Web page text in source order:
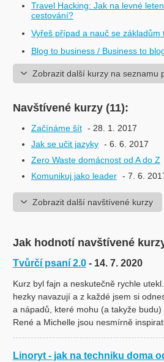
Travel Hacking: Jak na levné
cestování?
Vyřeš případ a nauč se základům
Blog to business / Business to
Zobrazit další kurzy na seznamu
Navštívené kurzy (11):
Začínáme šít - 28. 1. 2017
Jak se učit jazyky - 6. 6. 2017
Zero Waste domácnost od A do Z
Komunikuj jako leader - 7. 6.
Zobrazit další navštívené kurzy
Jak hodnotí navštívené
Tvůrčí psaní 2.0 - 14. 7. 2020
Kurz byl fajn a neskutečně rychle
hezky navazují a z každé jsem si
a nápadů, které mohu (a takyže budu)
René a Michelle jsou nesmírně
Linoryt - jak na techniku doma